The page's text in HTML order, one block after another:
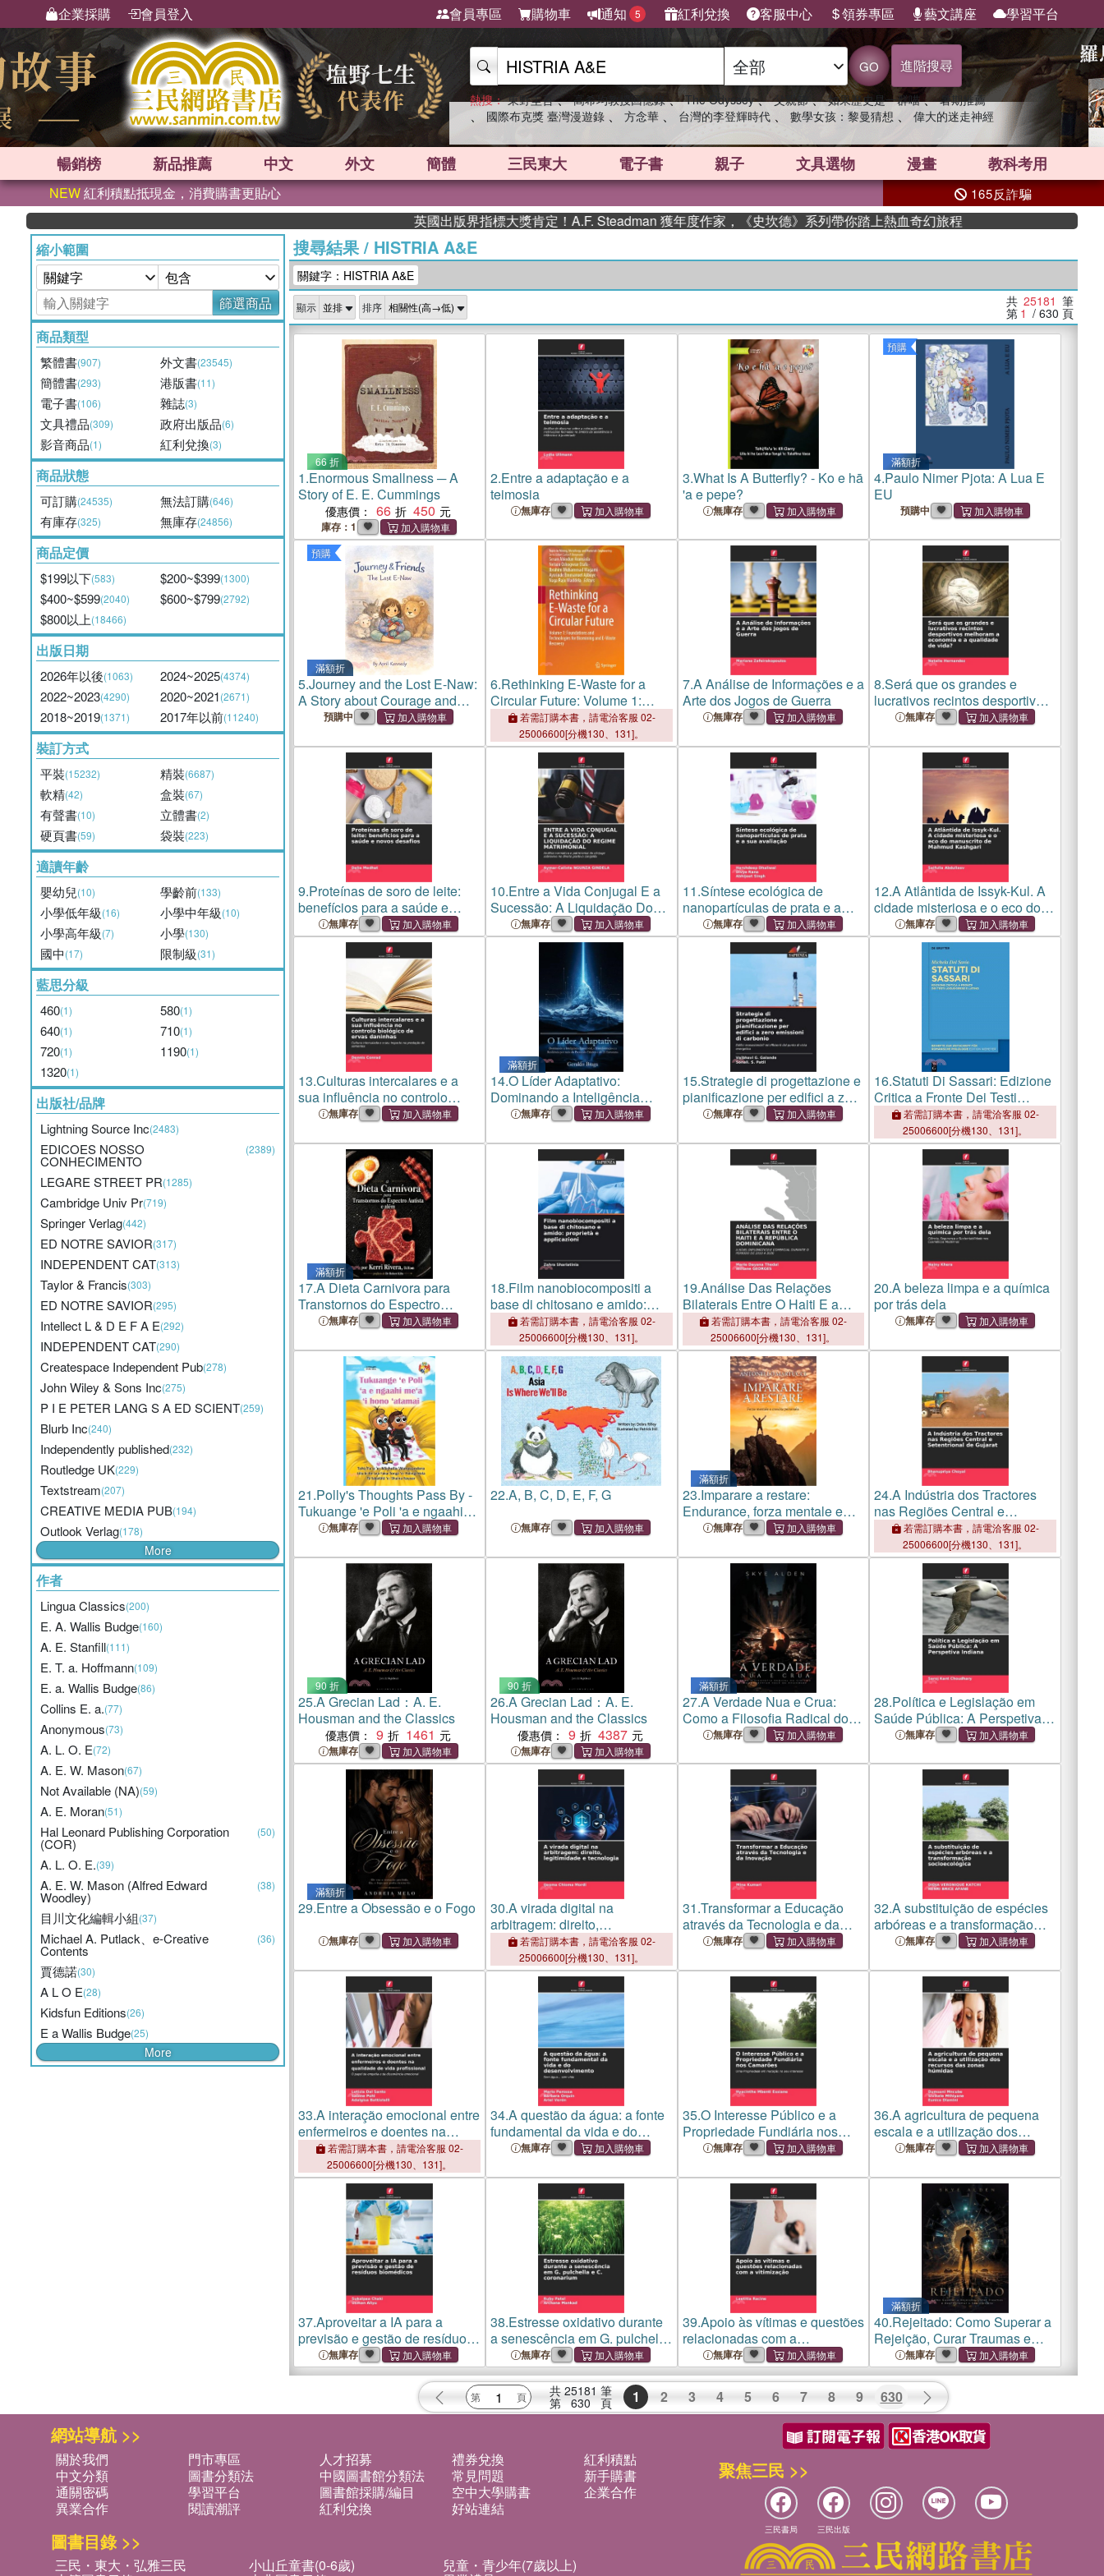
企業採購 會員登入 會員專區 購物車 通知 5 紅利兌換 客服中心 領券專區 藝文講座 學習平台
GO 進階搜尋
熱搜： 東野圭吾 、 高希均教授回憶錄 、 The Odyssey 、 父親節 、 如果歷史是一群喵 、 暑期推薦
、 國際布克獎 臺灣漫遊錄 、 方念華 、 台灣的李登輝時代 、 數學女孩：黎曼猜想 、 偉大的迷走神經
暢銷榜 新品推薦 中文 外文 簡體 三民東大 電子書 親子 文具選物 漫畫 教科考用
NEW紅利積點抵現金，消費購書更貼心 165反詐騙
英國出版界指標大獎肯定！A.F. Steadman 獲年度作家，《史坎德》系列帶你踏上熱血奇幻旅程
縮小範圍
篩選商品
商品類型
繁體書(907) 外文書(23545)
簡體書(293) 港版書(11)
電子書(106) 雜誌(3)
文具禮品(309) 政府出版品(6)
影音商品(1) 紅利兌換(3)
商品狀態
可訂購(24535) 無法訂購(646)
有庫存(325) 無庫存(24856)
商品定價
$199以下(583) $200~$399(1300)
$400~$599(2040) $600~$799(2792)
$800以上(18466)
出版日期
2026年以後(1063) 2024~2025(4374)
2022~2023(4290) 2020~2021(2671)
2018~2019(1371) 2017年以前(11240)
裝訂方式
平裝(15232) 精裝(6687)
軟精(42) 盒裝(67)
有聲書(10) 立體書(2)
硬頁書(59) 袋裝(223)
適讀年齡
嬰幼兒(10) 學齡前(133)
小學低年級(16) 小學中年級(10)
小學高年級(7) 小學(130)
國中(17) 限制級(31)
藍思分級
460(1) 580(1)
640(1) 710(1)
720(1) 1190(1)
1320(1)
出版社/品牌
Lightning Source Inc(2483)
EDICOES NOSSO
CONHECIMENTO
(2389)
LEGARE STREET PR(1285)
Cambridge Univ Pr(719)
Springer Verlag(442)
ED NOTRE SAVIOR(317)
INDEPENDENT CAT(313)
Taylor & Francis(303)
ED NOTRE SAVIOR(295)
Intellect L & D E F A E(292)
INDEPENDENT CAT(290)
Createspace Independent Pub(278)
John Wiley & Sons Inc(275)
P I E PETER LANG S A ED SCIENT(259)
Blurb Inc(240)
Independently published(232)
Routledge UK(229)
Textstream(207)
CREATIVE MEDIA PUB(194)
Outlook Verlag(178)
More
作者
Lingua Classics(200)
E. A. Wallis Budge(160)
A. E. Stanfill(111)
E. T. a. Hoffmann(109)
E. a. Wallis Budge(86)
Collins E. a.(77)
Anonymous(73)
A. L. O. E(72)
A. E. W. Mason(67)
Not Available (NA)(59)
A. E. Moran(51)
Hal Leonard Publishing Corporation
(COR)
(50)
A. L. O. E.(39)
A. E. W. Mason (Alfred Edward
Woodley)
(38)
目川文化編輯小組(37)
Michael A. Putlack、e-Creative
Contents
(36)
賈德諾(30)
A L O E(28)
Kidsfun Editions(26)
E a Wallis Budge(25)
More
搜尋結果/ HISTRIA A&E
關鍵字：HISTRIA A&E
顯示 排序 共 25181 筆
第 1 / 630 頁
66 折
1.Enormous Smallness ─ A
Story of E. E. Cummings
優惠價： 66 450
庫存：1
2.Entre a adaptação e a
teimosia
無庫存
3.What Is A Butterfly? - Ko e hā
'a e pepe?
無庫存
預購
滿額折
4.Paulo Nimer Pjota: A Lua E
EU
預購中
預購
滿額折
5.Journey and the Lost E-Naw:
A Story about Courage and
Comfort
預購中
6.Rethinking E-Waste for a
Circular Future: Volume 1:
Foundations and Technologies
for Biomining and E-Waste
Recovery
若需訂購本書，請電洽客服 02-
25006600[分機130、131]。
7.A Análise de Informações e a
Arte dos Jogos de Guerra
無庫存
8.Será que os grandes e
lucrativos recintos desportivos
melhoram a economia e a
無庫存
9.Proteínas de soro de leite:
benefícios para a saúde e
novos desafios
無庫存
10.Entre a Vida Conjugal E a
Sucessão: A Liquidação Do
Regime Matrimonial
無庫存
11.Síntese ecológica de
nanopartículas de prata e a
sua avaliação
無庫存
12.A Atlântida de Issyk-Kul. A
cidade misteriosa e o eco do
manuscrito de Mahmud
Kashgari
無庫存
13.Culturas intercalares e a
sua influência no controlo
biológico de ervas daninhas
無庫存
滿額折
14.O Líder Adaptativo:
Dominando a Inteligência
Emocional, a Transformação e
Protocolo Triádico e de 21
Estruturas
無庫存
15.Strategie di progettazione e
pianificazione per edifici a zero
emissioni di carbonio
無庫存
16.Statuti Di Sassari: Edizione
Critica a Fronte Dei Testi
Logudorese E Latino
若需訂購本書，請電洽客服 02-
25006600[分機130、131]。
滿額折
17.A Dieta Carnivora para
Transtornos do Espectro
Autista e alem
無庫存
18.Film nanobiocompositi a
base di chitosano e amido:
proprietà e applicazioni
若需訂購本書，請電洽客服 02-
25006600[分機130、131]。
19.Análise Das Relações
Bilaterais Entre O Haiti E a
República Dominicana
若需訂購本書，請電洽客服 02-
25006600[分機130、131]。
20.A beleza limpa e a química
por trás dela
無庫存
21.Polly's Thoughts Pass By -
Tukuange 'e Poli 'a e ngaahi
me'a 'i hono 'atamai
無庫存
22.A, B, C, D, E, F, G
無庫存
滿額折
23.Imparare a restare:
Endurance, forza mentale e
crescita personale
無庫存
24.A Indústria dos Tractores
nas Regiões Central e
Setentrional de Gujarat
若需訂購本書，請電洽客服 02-
25006600[分機130、131]。
90 折
25.A Grecian Lad：A. E.
Housman and the Classics
優惠價： 9 1461
無庫存
90 折
26.A Grecian Lad：A. E.
Housman and the Classics
優惠價： 9 4387
無庫存
滿額折
27.A Verdade Nua e Crua:
Como a Filosofia Radical do
Cinismo Pode Libertar Você da
無庫存
28.Política e Legislação em
Saúde Pública: A Perspetiva
Indiana無庫存
滿額折
29.Entre a Obsessão e o Fogo
無庫存
30.A virada digital na
arbitragem: direito,
legitimidade e tecnologia
若需訂購本書，請電洽客服 02-
25006600[分機130、131]。
31.Transformar a Educação
através da Tecnologia e da
Inovação
無庫存
32.A substituição de espécies
arbóreas e a transformação
socioecológica
無庫存
33.A interação emocional entre
enfermeiros e doentes na
qualidade de vida profissional
若需訂購本書，請電洽客服 02-
25006600[分機130、131]。
34.A questão da água: a fonte
fundamental da vida e do
desenvolvimento
無庫存
35.O Interesse Público e a
Propriedade Fundiária nos
Camarões
無庫存
36.A agricultura de pequena
escala e a utilização dos
recursos das zonas húmidas
無庫存
37.Aproveitar a IA para a
previsão e gestão de resíduos
biomédicos
無庫存
38.Estresse oxidativo durante
a senescência em G. pulchella
e C. coronarium
無庫存
39.Apoio às vítimas e questões
relacionadas com a
vitimização
無庫存
滿額折
40.Rejeitado: Como Superar a
Rejeição, Curar Traumas e
Reprogramar o Seu Cérebro
無庫存
共 25181 筆
第 630 頁 1 2 3 4 5 6 7 8 9 630
網站導航 >>
關於我們 門市專區 人才招募 禮券兌換
紅利積點
中文分類
圖書分類法 中國圖書館分類法 常見問題
新手購書
通關密碼
學習平台 圖書館採購/編目 空中大學購書
企業合作
異業合作
閱讀潮評 紅利兌換 好站連結
圖書目錄 >>
三民・東大・弘雅三民 小山丘童書(0-6歲) 兒童・青少年(7歲以上)
聚焦三民 >>
三民書局 三民出版